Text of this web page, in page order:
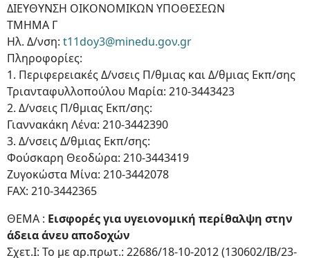
ΔΙΕΥΘΥΝΣΗ ΟΙΚΟΝΟΜΙΚΩΝ ΥΠΟΘΕΣΕΩΝ
ΤΜΗΜΑ Γ
Ηλ. Δ/νση: t11doy3@minedu.goν.gr
Πληροφορίες:
1. Περιφερειακές Δ/νσεις Π/θμιας και Δ/θμιας Εκπ/σης
Τριανταφυλλοπούλου Μαρία: 210-3443423
2. Δ/νσεις Π/θμιας Εκπ/σης:
Γιαννακάκη Λένα: 210-3442390
3. Δ/νσεις Δ/θμιας Εκπ/σης:
Φούσκαρη Θεοδώρα: 210-3443419
Ζυγοκώστα Μίνα: 210-3442078
FAΧ: 210-3442365
ΘΕΜΑ : Εισφορές για υγειονομική περίθαλψη στην
άδεια άνευ αποδοχών
Σχετ.Ι: Το με αρ.πρωτ.: 22686/18-10-2012 (130602/ΙΒ/23-